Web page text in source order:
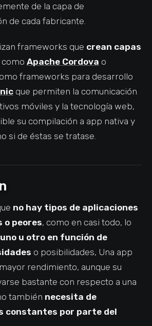
de la capa de
de cada fabricante.
frameworks que crean capas
como Apache Cordova o
frameworks para desarrollo
que permiten la comunicación
móviles y la tecnología web,
su compilación a app nativa y
si de éstas se tratase.
no hay tipos de aplicaciones
o peores, como en casi todo, lo
u otro en función de
o posibilidades, Una app
rendimiento, aunque su
bastante con respecto a una
también necesita de
constantes por parte del